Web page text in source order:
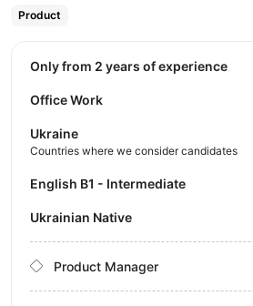
Product
Only from 2 years of experience
Office Work
Ukraine
Countries where we consider candidates
English B1 - Intermediate
Ukrainian Native
Product Manager